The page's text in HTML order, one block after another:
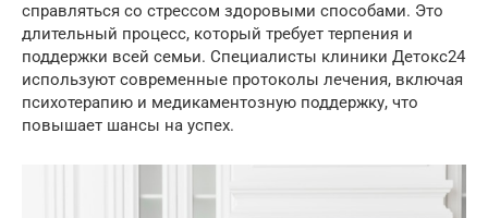
справляться со стрессом здоровыми способами. Это
длительный процесс, который требует терпения и
поддержки всей семьи. Специалисты клиники Детокс24
используют современные протоколы лечения, включая
психотерапию и медикаментозную поддержку, что
повышает шансы на успех.